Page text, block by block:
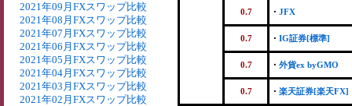
2021年09月FXスワップ比較
2021年08月FXスワップ比較
2021年07月FXスワップ比較
2021年06月FXスワップ比較
2021年05月FXスワップ比較
2021年04月FXスワップ比較
2021年03月FXスワップ比較
2021年02月FXスワップ比較
0.7 ・ JFX
0.7 ・ IG証券[標準]
0.7 ・ 外貨ex byGMO
0.7 ・ 楽天証券[楽天FX]